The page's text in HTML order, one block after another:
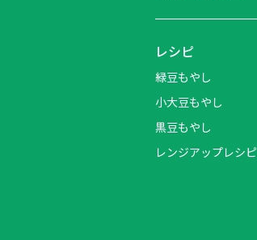
レシピ
緑豆もやし
小大豆もやし
黒豆もやし
レンジアップレシピ